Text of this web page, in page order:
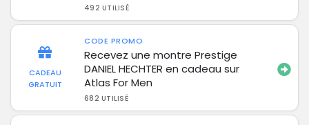
492 UTILISÉ
CADEAU
GRATUIT
CODE PROMO
Recevez une montre Prestige
DANIEL HECHTER en cadeau sur
Atlas For Men
682 UTILISÉ